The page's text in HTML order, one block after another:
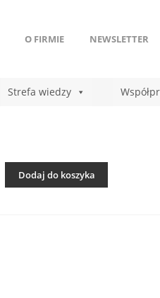
O FIRMIE NEWSLETTER
Strefa wiedzy
Dodaj do koszyka